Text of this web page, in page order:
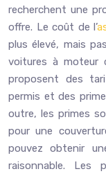
recherchent une
offre. Le coût de l’
plus élevé, mais
voitures à moteur
proposent des
permis et des
outre, les primes
pour une
pouvez obtenir
raisonnable. Les